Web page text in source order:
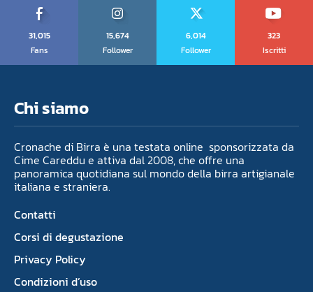
31,015
Fans
15,674
Follower
6,014
Follower
323
Iscritti
Chi siamo
Cronache di Birra è una testata online sponsorizzata da
Cime Careddu e attiva dal 2008, che offre una
panoramica quotidiana sul mondo della birra artigianale
italiana e straniera.
Contatti
Corsi di degustazione
Privacy Policy
Condizioni d’uso